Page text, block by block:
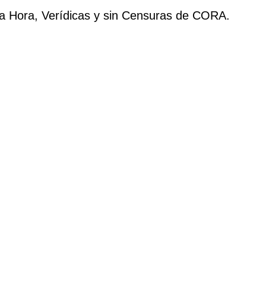
Hora, Verídicas y sin Censuras de CORA.